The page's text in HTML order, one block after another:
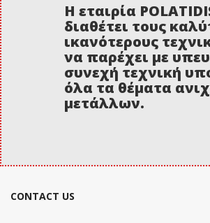
Η εταιρία
διαθέτει τους
ικανότερους
να παρέχει με
συνεχή τεχνική
όλα τα θέματα
μετάλλων.
CONTACT US